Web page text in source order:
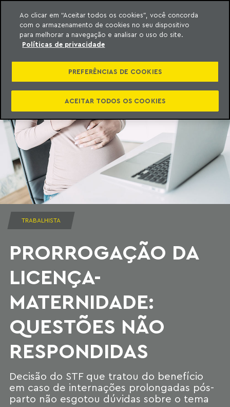
o conteúdo
Machado Meyer
TRABALHISTA
PRORROGAÇÃO DA
LICENÇA-
MATERNIDADE:
QUESTÕES NÃO
RESPONDIDAS
Decisão do STF que tratou do benefício
em caso de internações prolongadas pós-
parto não esgotou dúvidas sobre o tema
Ao clicar em “Aceitar todos os cookies”, você concorda
com o armazenamento de cookies no seu dispositivo
para melhorar a navegação e analisar o uso do site.
Políticas de privacidade
PREFERÊNCIAS DE COOKIES
ACEITAR TODOS OS COOKIES